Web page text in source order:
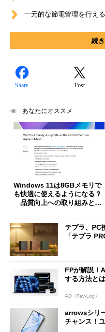
一元的な節電管理を行え
続
Share Post
あなたにオススメ
Windows 11は8GBメモリで
も快適に使えるようになる？
品質向上への取り組みと
テプラ、PC
「テプラ
FPが解説！
する方法と
AD（Fav-Log）
arrowsシリ
チャンス！